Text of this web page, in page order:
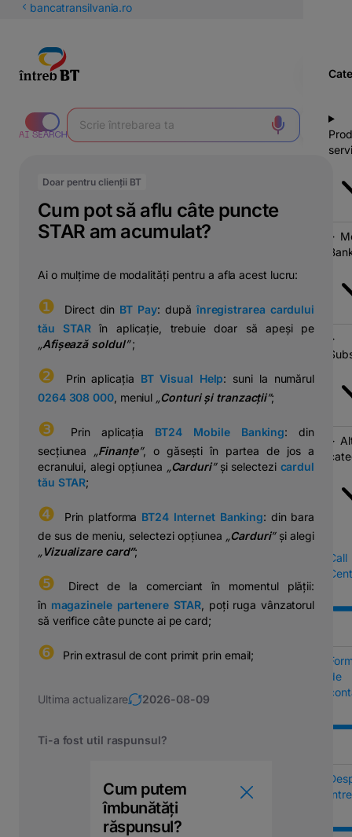
latineștibancatransilvania.ro
Call
de
Doar pentru clienții BT
Cum pot să aflu câte puncte
STAR am acumulat?
Ai o mulțime de modalități pentru a afla acest lucru:
❶ ⠀Direct din BT Pay: după înregistrarea cardului
tău STARîn aplicație, trebuie doar să apeși pe
„Afișează soldul”;
❷ ⠀Prin aplicația BT Visual Help: suni la numărul
0264 308 000, meniul „Conturi și tranzacții”;
❸ ⠀Prin aplicația BT24 Mobile Banking: din
secțiunea „Finanțe”, o găsești în partea de jos a
ecranului, alegi opțiunea „Carduri”și selectezi cardul
tău STAR;
❹ ⠀Prin platforma BT24 Internet Banking: din bara
de sus de meniu, selectezi opțiunea „Carduri”și alegi
„Vizualizare card”;
❺
⠀Direct de la comerciant în momentul plății:
în magazinele partenere STAR , poți ruga vânzatorul
să verifice câte puncte ai pe card;
❻ ⠀Prin extrasul de cont primit prin email;
Ultima actualizare 2026-08-09
Ti-a fost util raspunsul?
Cum putem
îmbunătăți
răspunsul?